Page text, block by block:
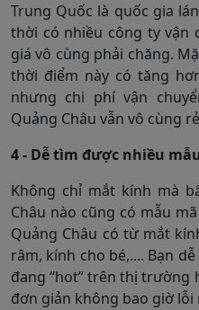
Trung Quốc là quốc gia
thời có nhiều công ty vận
giá vô cùng phải chăng.
thời điểm này có tăng
nhưng chi phí vận
Quảng Châu vẫn vô cùng
4 - Dễ tìm được nhiều
Không chỉ mắt kính mà
Châu nào cũng có mẫu
Quảng Châu có từ mắt
râm, kính cho bé,.... Bạn
đang “hot” trên thị trường
đơn giản không bao giờ lỗi